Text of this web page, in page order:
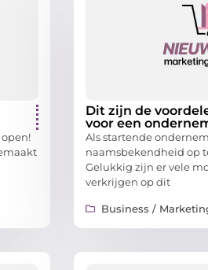
Dit zijn de
voor een
Als startende
naamsbekendheid op
Gelukkig zijn er vele
verkrijgen op dit
Business /